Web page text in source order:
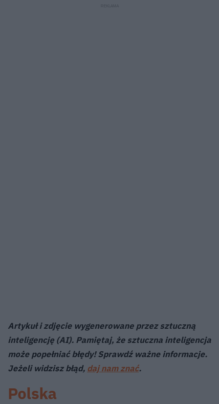
Artykuł i zdjęcie wygenerowane przez sztuczną
inteligencję (AI). Pamiętaj, że sztuczna inteligencja
może popełniać błędy! Sprawdź ważne informacje.
Jeżeli widzisz błąd, daj nam znać.
Polska